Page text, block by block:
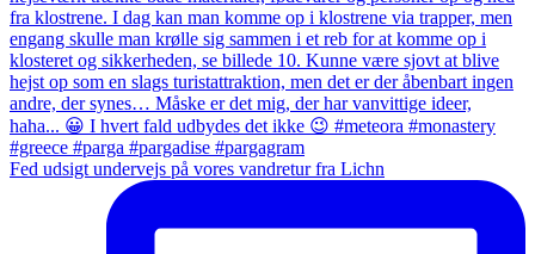
Fed udsigt undervejs på vores vandretur fra Lichn